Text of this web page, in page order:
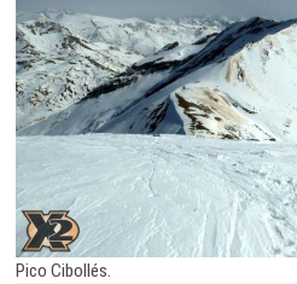
Pico Cibollés.